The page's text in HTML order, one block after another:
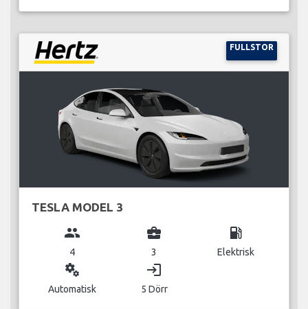
FULLSTOR
TESLA MODEL 3
group
4
business_center
3
local_gas_station
Elektrisk
miscellaneous_services
Automatisk
login
5 Dörr